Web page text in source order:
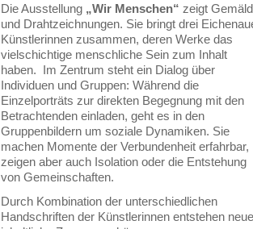
Die Ausstellung „Wir Menschen“ zeigt
und Drahtzeichnungen. Sie bringt drei
Künstlerinnen zusammen, deren Werke das
vielschichtige menschliche Sein zum Inhalt
haben. Im Zentrum steht ein Dialog über
Individuen und Gruppen: Während die
Einzelporträts zur direkten Begegnung mit den
Betrachtenden einladen, geht es in den
Gruppenbildern um soziale Dynamiken. Sie
machen Momente der Verbundenheit erfahrbar,
zeigen aber auch Isolation oder die Entstehung
von Gemeinschaften.
Durch Kombination der unterschiedlichen
Handschriften der Künstlerinnen entstehen neue